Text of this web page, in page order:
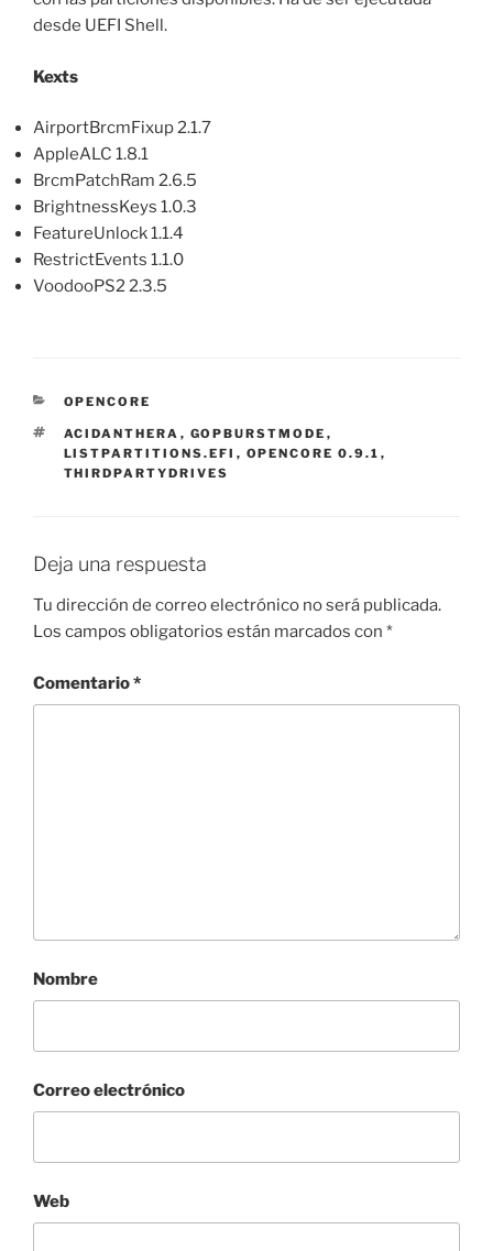
desde UEFI Shell.
Kexts
AirportBrcmFixup 2.1.7
AppleALC 1.8.1
BrcmPatchRam 2.6.5
BrightnessKeys 1.0.3
FeatureUnlock 1.1.4
RestrictEvents 1.1.0
VoodooPS2 2.3.5
CATEGORÍAS
OPENCORE
ETIQUETAS
ACIDANTHERA , GOPBURSTMODE ,
LISTPARTITIONS.EFI , OPENCORE 0.9.1 ,
THIRDPARTYDRIVES
Deja una respuesta
Tu dirección de correo electrónico no será publicada.
Los campos obligatorios están marcados con *
Comentario*
Nombre
Correo electrónico
Web